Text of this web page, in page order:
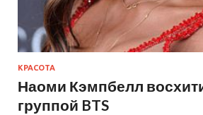
КРАСОТА
Наоми Кэмпбелл
группой BTS